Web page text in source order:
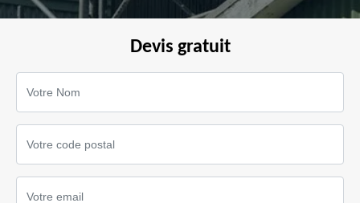
Devis gratuit